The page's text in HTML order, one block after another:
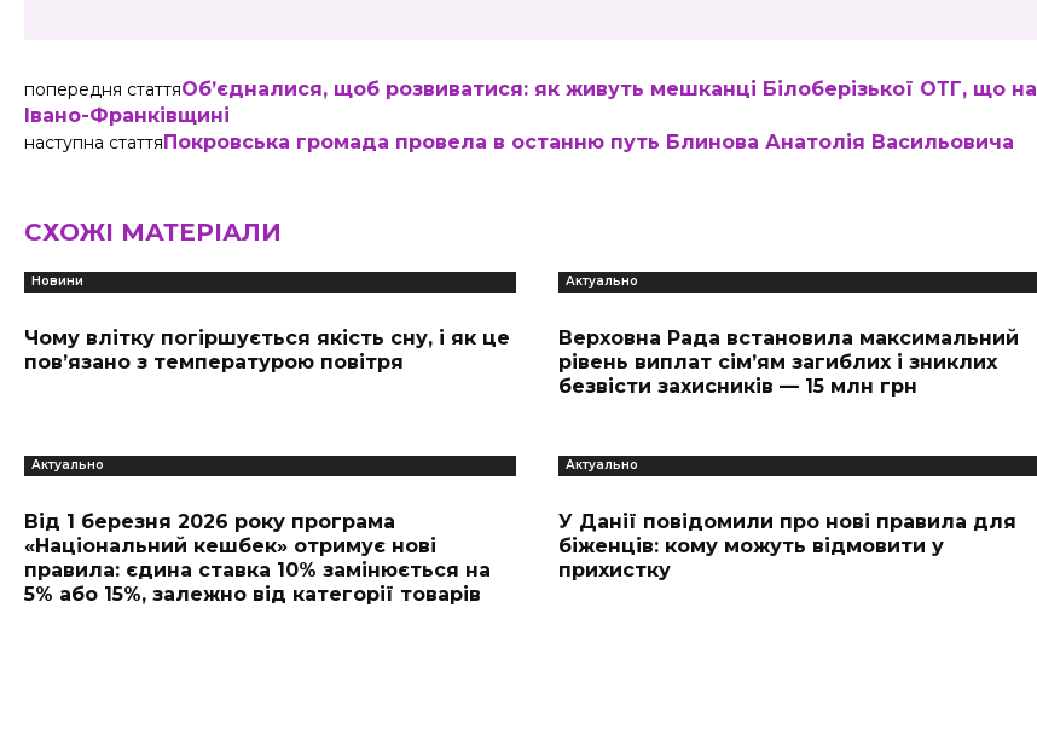
попередня статтяОб’єдналися, щоб розвиватися: як живуть мешканці Білоберізької ОТГ, що на
Івано-Франківщині
наступна статтяПокровська громада провела в останню путь Блинова Анатолія Васильовича
СХОЖІ МАТЕРІАЛИ
Новини
Чому влітку погіршується якість сну, і як це
пов’язано з температурою повітря
Актуально
Верховна Рада встановила максимальний
рівень виплат сім’ям загиблих і зниклих
безвісти захисників — 15 млн грн
Актуально
Від 1 березня 2026 року програма
«Національний кешбек» отримує нові
правила: єдина ставка 10% замінюється на
5% або 15%, залежно від категорії товарів
Актуально
У Данії повідомили про нові правила для
біженців: кому можуть відмовити у
прихистку